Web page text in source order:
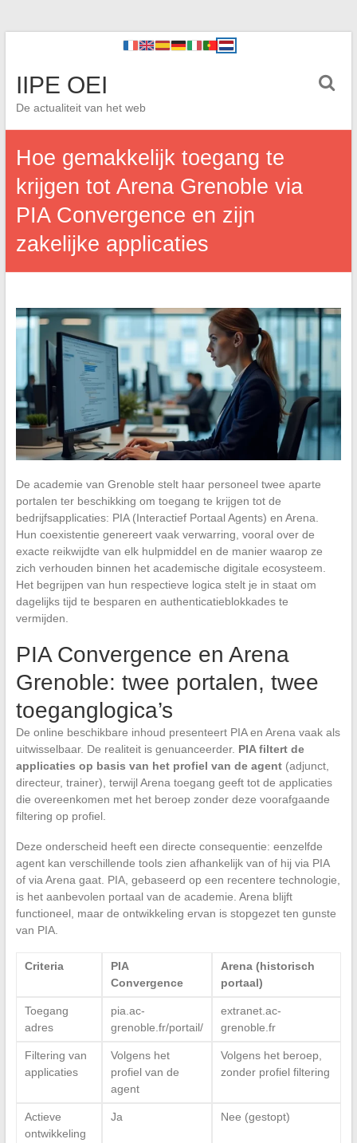
IIPE OEI
De actualiteit van het web
Hoe gemakkelijk toegang te
krijgen tot Arena Grenoble via
PIA Convergence en zijn
zakelijke applicaties
De academie van Grenoble stelt haar personeel twee aparte
portalen ter beschikking om toegang te krijgen tot de
bedrijfsapplicaties: PIA (Interactief Portaal Agents) en Arena.
Hun coexistentie genereert vaak verwarring, vooral over de
exacte reikwijdte van elk hulpmiddel en de manier waarop ze
zich verhouden binnen het academische digitale ecosysteem.
Het begrijpen van hun respectieve logica stelt je in staat om
dagelijks tijd te besparen en authenticatieblokkades te
vermijden.
PIA Convergence en Arena
Grenoble: twee portalen, twee
toeganglogica’s
De online beschikbare inhoud presenteert PIA en Arena vaak als
uitwisselbaar. De realiteit is genuanceerder. PIA filtert de
applicaties op basis van het profiel van de agent(adjunct,
directeur, trainer), terwijl Arena toegang geeft tot de applicaties
die overeenkomen met het beroep zonder deze voorafgaande
filtering op profiel.
Deze onderscheid heeft een directe consequentie: eenzelfde
agent kan verschillende tools zien afhankelijk van of hij via PIA
of via Arena gaat. PIA, gebaseerd op een recentere technologie,
is het aanbevolen portaal van de academie. Arena blijft
functioneel, maar de ontwikkeling ervan is stopgezet ten gunste
van PIA.
Criteria
PIA
Convergence
Arena (historisch
portaal)
Toegang
adres
pia.ac-
grenoble.fr/portail/
extranet.ac-
grenoble.fr
Filtering van
applicaties
Volgens het
profiel van de
agent
Volgens het beroep,
zonder profiel filtering
Actieve
ontwikkeling
Ja Nee (gestopt)